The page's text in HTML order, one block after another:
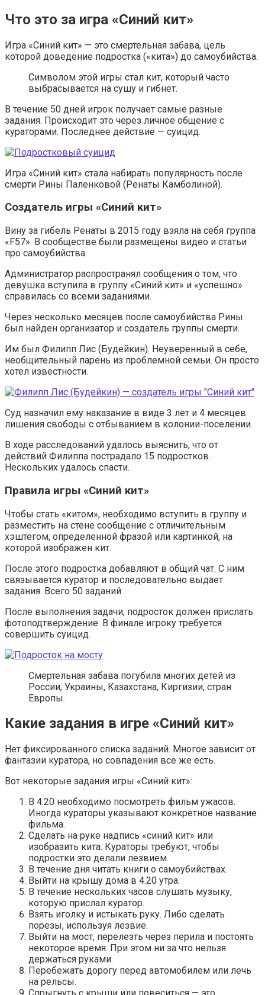
Что это за игра «Синий кит»
Игра «Синий кит» — это смертельная забава, цель
которой доведение подростка («кита») до самоубийства.
Символом этой игры стал кит, который часто
выбрасывается на сушу и гибнет.
В течение 50 дней игрок получает самые разные
задания. Происходит это через личное общение с
кураторами. Последнее действие — суицид.
Игра «Синий кит» стала набирать популярность после
смерти Рины Паленковой (Ренаты Камболиной).
Создатель игры «Синий кит»
Вину за гибель Ренаты в 2015 году взяла на себя группа
«F57». В сообществе были размещены видео и статьи
про самоубийства.
Администратор распространял сообщения о том, что
девушка вступила в группу «Синий кит» и «успешно»
справилась со всеми заданиями.
Через несколько месяцев после самоубийства Рины
был найден организатор и создатель группы смерти.
Им был Филипп Лис (Будейкин). Неуверенный в себе,
необщительный парень из проблемной семьи. Он просто
хотел известности.
Суд назначил ему наказание в виде 3 лет и 4 месяцев
лишения свободы с отбыванием в колонии-поселении.
В ходе расследований удалось выяснить, что от
действий Филиппа пострадало 15 подростков.
Нескольких удалось спасти.
Правила игры «Синий кит»
Чтобы стать «китом», необходимо вступить в группу и
разместить на стене сообщение с отличительным
хэштегом, определенной фразой или картинкой, на
которой изображен кит.
После этого подростка добавляют в общий чат. С ним
связывается куратор и последовательно выдает
задания. Всего 50 заданий.
После выполнения задачи, подросток должен прислать
фотоподтверждение. В финале игроку требуется
совершить суицид.
Смертельная забава погубила многих детей из
России, Украины, Казахстана, Киргизии, стран
Европы.
Какие задания в игре «Синий кит»
Нет фиксированного списка заданий. Многое зависит от
фантазии куратора, но совпадения все же есть.
Вот некоторые задания игры «Синий кит»:
В 4.20 необходимо посмотреть фильм ужасов.
Иногда кураторы указывают конкретное название
фильма.
Сделать на руке надпись «синий кит» или
изобразить кита. Кураторы требуют, чтобы
подростки это делали лезвием.
В течение дня читать книги о самоубийствах.
Выйти на крышу дома в 4.20 утра.
В течение нескольких часов слушать музыку,
которую прислал куратор.
Взять иголку и истыкать руку. Либо сделать
порезы, используя лезвие.
Выйти на мост, перелезть через перила и постоять
некоторое время. При этом ни за что нельзя
держаться руками.
Перебежать дорогу перед автомобилем или лечь
на рельсы.